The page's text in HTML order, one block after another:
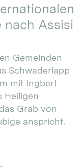
nach Assisi
Gemeinden
Schwaderlapp
mit Ingbert
Heiligen
Grab von
anspricht.